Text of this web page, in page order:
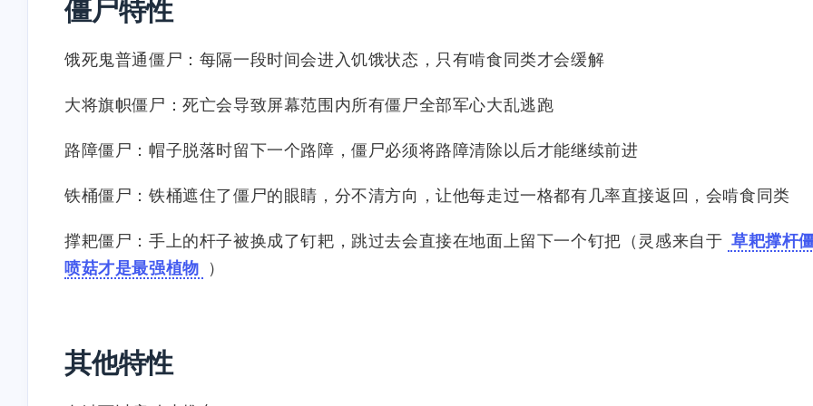
僵尸特性
饿死鬼普通僵尸：每隔一段时间会进入饥饿状态，只有啃食同类才会缓解
大将旗帜僵尸：死亡会导致屏幕范围内所有僵尸全部军心大乱逃跑
路障僵尸：帽子脱落时留下一个路障，僵尸必须将路障清除以后才能继续前进
铁桶僵尸：铁桶遮住了僵尸的眼睛，分不清方向，让他每走过一格都有几率直接返回，会啃食同类
撑耙僵尸：手上的杆子被换成了钉耙，跳过去会直接在地面上留下一个钉把（灵感来自于 草耙撑杆
喷菇才是最强植物
）
其他特性